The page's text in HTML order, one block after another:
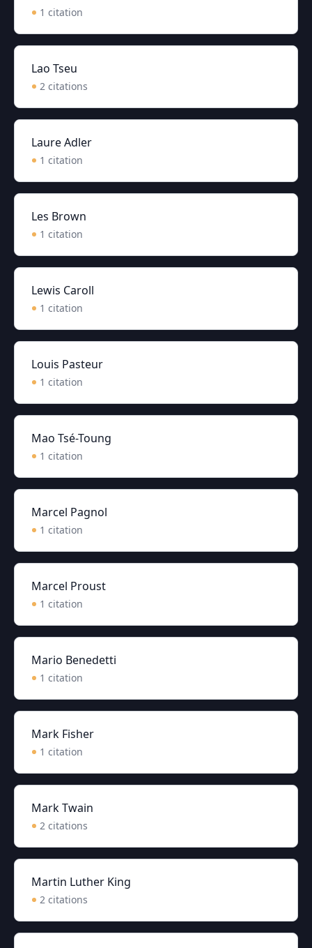
1 citation
Lao Tseu
2 citations
Laure Adler
1 citation
Les Brown
1 citation
Lewis Caroll
1 citation
Louis Pasteur
1 citation
Mao Tsé-Toung
1 citation
Marcel Pagnol
1 citation
Marcel Proust
1 citation
Mario Benedetti
1 citation
Mark Fisher
1 citation
Mark Twain
2 citations
Martin Luther King
2 citations